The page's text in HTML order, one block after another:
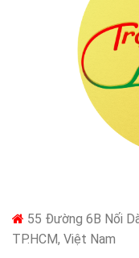
55 Đường 6B Nối
TP.HCM, Việt Nam